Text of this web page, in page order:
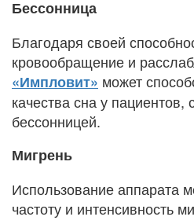
Бессонница
Благодаря своей
кровообращение и
«Импловит» может
качества сна у
бессонницей.
Мигрень
Использование аппарата
частоту и интенсивность